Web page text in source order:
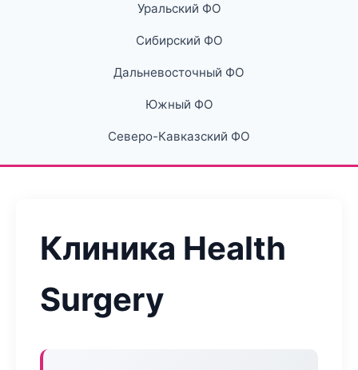
Уральский ФО
Сибирский ФО
Дальневосточный ФО
Южный ФО
Северо-Кавказский ФО
Клиника Health
Surgery